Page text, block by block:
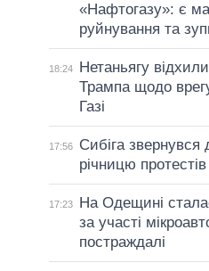
«Нафтогазу»: є
руйнування та
18:24
Нетаньягу
Трампа щодо
Газі
17:56
Сибіга звернувся
річницю протестів
17:23
На Одещині
за участі
постраждалі